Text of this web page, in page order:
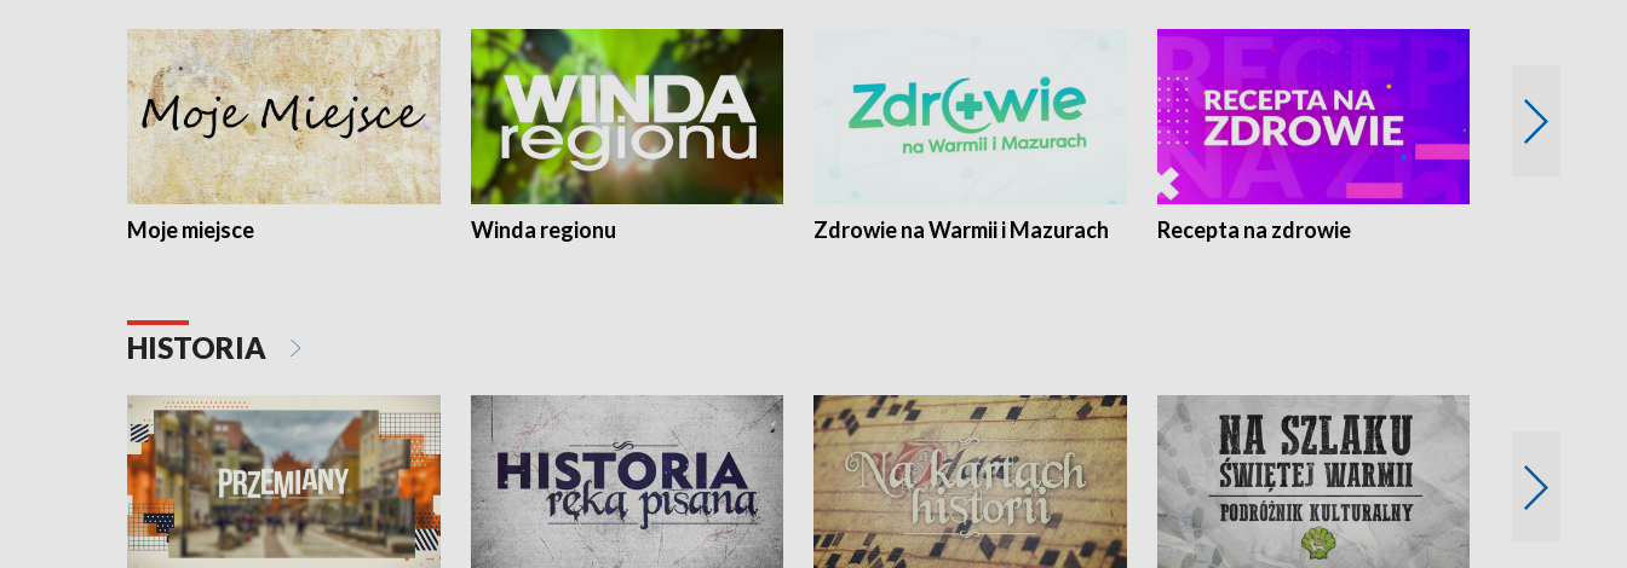
Moje miejsce Winda regionu Zdrowie na Warmii i Mazurach Recepta na zdrowie
HISTORIA